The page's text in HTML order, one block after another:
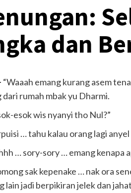
dan
“Waaah emang kurang asem
rumah mbak yu Dharmi.
esok wis nyanyi tho Nul?”
… tahu kalau orang lagi
… sory-sory … emang kenapa
sak kepenake … nak ora
lain jadi berpikiran jelek dan